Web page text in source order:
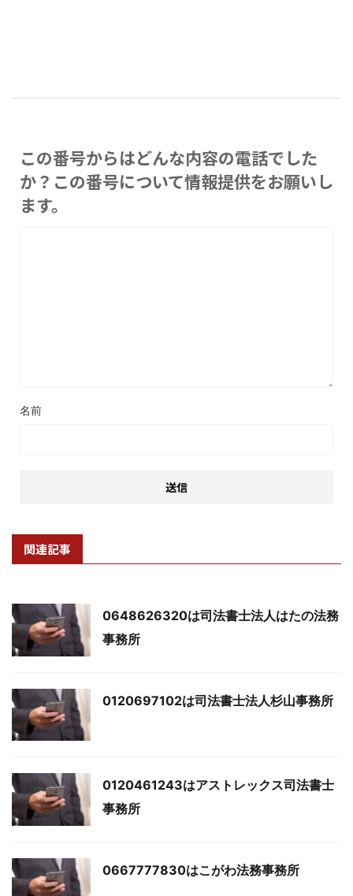
この番号からはどんな内容の電話でした
か？この番号について情報提供をお願いし
ます。
名前
関連記事
0648626320は司法書士法人はたの法務
事務所
0120697102は司法書士法人杉山事務所
0120461243はアストレックス司法書士
事務所
0667777830はこがわ法務事務所